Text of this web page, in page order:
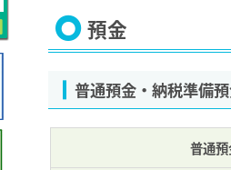
預金
普通預金・納税準備
普通